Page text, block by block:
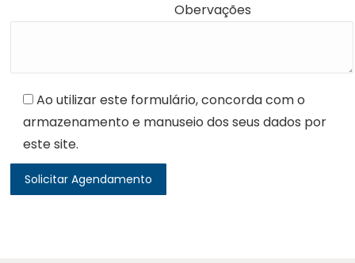
Obervações
Ao utilizar este formulário, concorda com o
armazenamento e manuseio dos seus dados por
este site.